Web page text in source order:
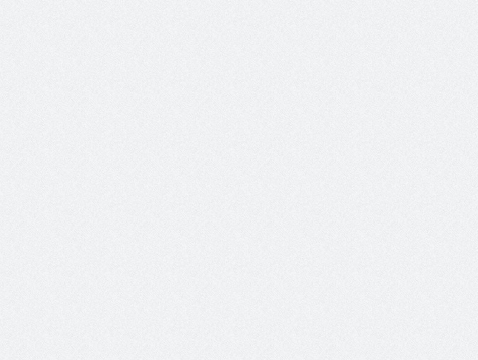
أ.د.
مسابقة المشيقح تعلن فرسان
النسخة الخامسة
بمشاركة صاحبة السمو الملكي
الاميره نجود بنت هذلول بن
عبدالعزيز ال سعود المشرف العام
على ملف دعم وتطوير وتمكين
الباعة الجائلين هيئة الصحفيين
السعوديين فرع نجران ينظم ورشة
عمل ( الإعلام والتنمية ):
الثقافة في واحة الإبداع